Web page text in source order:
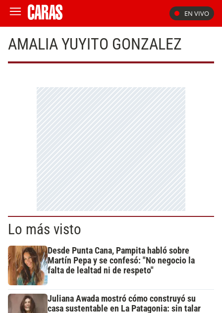
EN VIVO
AMALIA YUYITO GONZALEZ
Lo más visto
Desde Punta Cana, Pampita habló sobre
Martín Pepa y se confesó: "No negocio la
falta de lealtad ni de respeto"
Juliana Awada mostró cómo construyó su
casa sustentable en La Patagonia: sin talar